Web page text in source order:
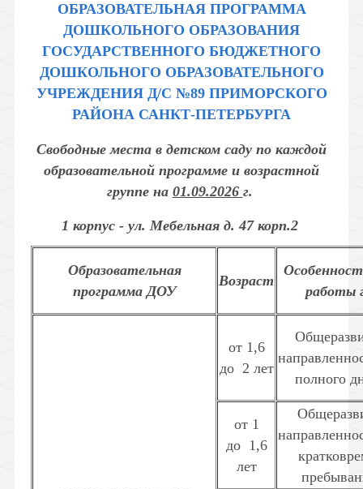
ОБРАЗОВАТЕЛЬНАЯ ПРОГРАММА
ДОШКОЛЬНОГО ОБРАЗОВАНИЯ
ГОСУДАРСТВЕННОГО БЮДЖЕТНОГО
ДОШКОЛЬНОГО ОБРАЗОВАТЕЛЬНОГО
УЧРЕЖДЕНИЯ Д/С №89 ПРИМОРСКОГО
РАЙОНА САНКТ-ПЕТЕРБУРГА
Свободные места в детском саду по каждой
образовательной программе и возрастной
группе на 01.09.2026 г.
1 корпус - ул. Мебельная д. 47 корп.2
Образовательная
программа ДОУ
Возраст
работы
от 1,6
до 2 лет
полного
от 1
до 1,6
лет